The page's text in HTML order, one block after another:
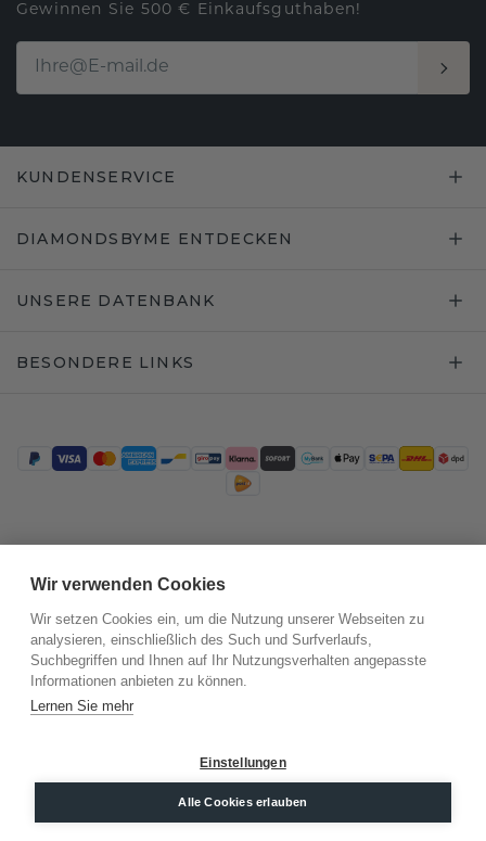
Gewinnen Sie 500 € Einkaufsguthaben!
KUNDENSERVICE
DIAMONDSBYME ENTDECKEN
UNSERE DATENBANK
BESONDERE LINKS
©2026.DiamondsByMe
Datenschutz
AGB Impressum
Wir verwenden Cookies
Wir setzen Cookies ein, um die Nutzung unserer Webseiten zu
analysieren, einschließlich des Such und Surfverlaufs,
Suchbegriffen und Ihnen auf Ihr Nutzungsverhalten angepasste
Informationen anbieten zu können.
Lernen Sie mehr
Einstellungen
Alle Cookies erlauben